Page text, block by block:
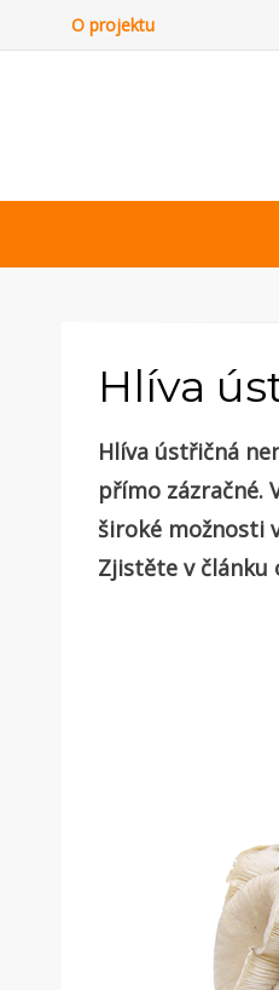
O projektu
Hlíva
Hlíva ústřičná
přímo zázračné.
široké možnosti
Zjistěte v článku